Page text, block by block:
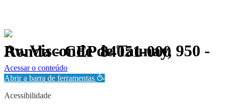
Av. Visconde de Taunay, 950 - Ronda - CEP 84051-000
Política de Privacidade.
Acessar o conteúdo
Abrir a barra de ferramentas
Acessibilidade